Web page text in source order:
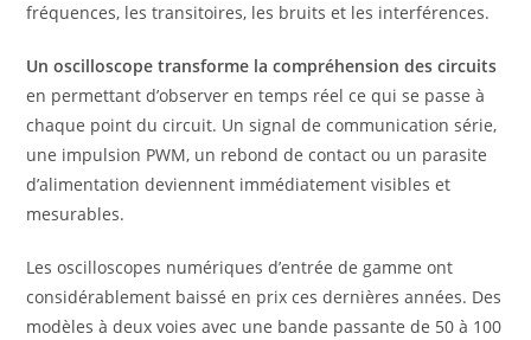
fréquences, les transitoires, les bruits et les interférences.
Un oscilloscope transforme la compréhension des circuits
en permettant d’observer en temps réel ce qui se passe à
chaque point du circuit. Un signal de communication série,
une impulsion PWM, un rebond de contact ou un parasite
d’alimentation deviennent immédiatement visibles et
mesurables.
Les oscilloscopes numériques d’entrée de gamme ont
considérablement baissé en prix ces dernières années. Des
modèles à deux voies avec une bande passante de 50 à 100